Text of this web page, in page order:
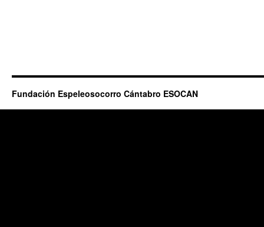
Fundación Espeleosocorro Cántabro ESOCAN